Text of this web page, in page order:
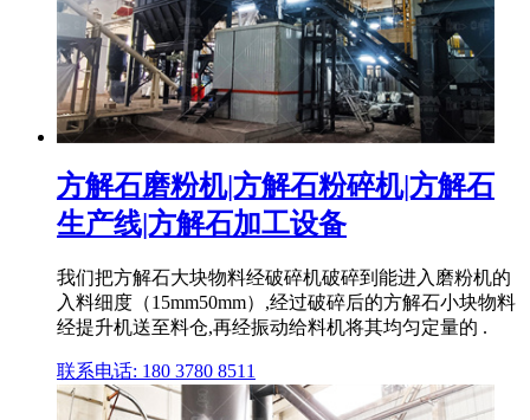
方解石磨粉机|方解石粉碎机|方解石
生产线|方解石加工设备
我们把方解石大块物料经破碎机破碎到能进入磨粉机的
入料细度（15mm50mm）,经过破碎后的方解石小块物料
经提升机送至料仓,再经振动给料机将其均匀定量的 .
联系电话: 180 3780 8511